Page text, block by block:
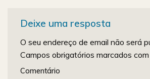
Deixe uma resposta
O seu endereço de email não será
Campos obrigatórios marcados com
Comentário